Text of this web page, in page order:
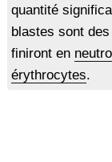
quantité
blastes sont des
finiront en
érythrocytes.